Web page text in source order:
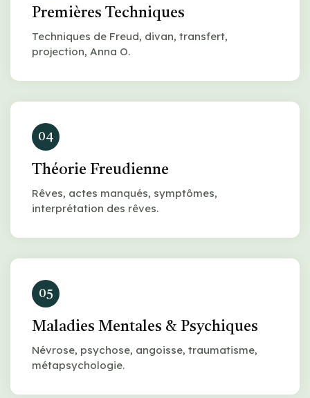
Premières Techniques
Techniques de Freud, divan, transfert,
projection, Anna O.
04
Théorie Freudienne
Rêves, actes manqués, symptômes,
interprétation des rêves.
05
Maladies Mentales & Psychiques
Névrose, psychose, angoisse, traumatisme,
métapsychologie.